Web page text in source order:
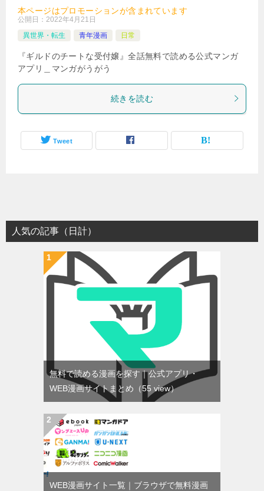
本ページはプロモーションが含まれています
公開日： 2022年4月21日
異世界・転生
青年漫画 日常
『ギルドのチートな受付嬢』全話無料で読める公式マンガ
アプリ＿マンガがうがう
続きを読む
Tweet
人気の記事（日計）
無料で読める漫画を探す｜公式アプリ・
WEB漫画サイトまとめ （55 view）
WEB漫画サイト一覧｜ブラウザで無料漫画